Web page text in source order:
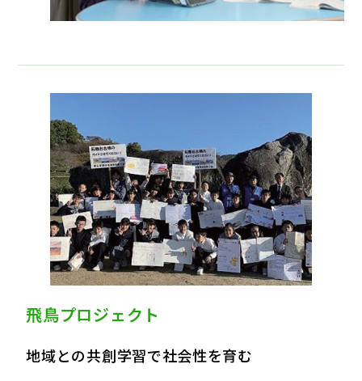
飛鳥プロジェクト
地域との共創学習で社会性を育む